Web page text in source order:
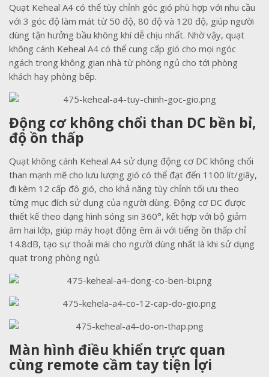
Quạt Keheal A4 có thể tùy chỉnh góc gió phù hợp với nhu cầu
với 3 góc độ làm mát từ 50 độ, 80 độ và 120 độ, giúp người
dùng tận hưởng bầu không khí dễ chịu nhất. Nhờ vậy, quạt
không cánh Keheal A4 có thể cung cấp gió cho mọi ngóc
ngách trong không gian nhà từ phòng ngủ cho tới phòng
khách hay phòng bếp.
Động cơ không chổi than DC bền bỉ,
độ ồn thấp
Quạt không cánh Keheal A4 sử dụng động cơ DC không chổi
than mạnh mẽ cho lưu lượng gió có thể đạt đến 1100 lít/giây,
đi kèm 12 cấp đô gió, cho khả năng tùy chỉnh tối ưu theo
từng mục đích sử dụng của người dùng. Động cơ DC được
thiết kế theo dạng hình sóng sin 360°, kết hợp với bộ giảm
âm hai lớp, giúp máy hoạt động êm ái với tiếng ồn thấp chỉ
14.8dB, tạo sự thoải mái cho người dùng nhất là khi sử dụng
quạt trong phòng ngủ.
Màn hình điều khiển trực quan
cùng remote cầm tay tiện lợi